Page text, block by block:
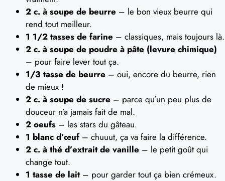
2 c. à soupe de beurre – le bon vieux beurre qui
rend tout meilleur.
1 1/2 tasses de farine – classiques, mais toujours là.
2 c. à soupe de poudre à pâte (levure chimique)
– pour faire lever tout ça.
1/3 tasse de beurre – oui, encore du beurre, rien
de mieux !
2 c. à soupe de sucre – parce qu’un peu plus de
douceur n’a jamais fait de mal.
2 oeufs – les stars du gâteau.
1 blanc d’œuf– chuuut, ça va faire la différence.
2 c. à thé d’extrait de vanille – le petit goût qui
change tout.
1 tasse de lait– pour garder tout ça bien crémeux.